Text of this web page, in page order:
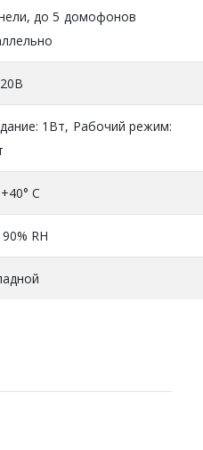
до 5 домофонов
1Вт, Рабочий режим:
С
RH